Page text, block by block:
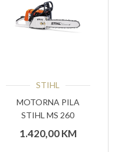
STIHL
MOTORNA PILA
STIHL MS 260
1.420,00KM